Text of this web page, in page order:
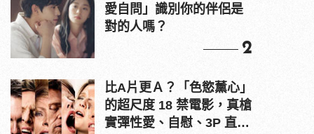
愛自問」識別你的伴侶是
對的人嗎？
2
比A片更Ａ？「色慾薰心」
的超尺度 18 禁電影，真槍
實彈性愛、自慰、3P 直接